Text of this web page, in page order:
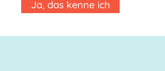
Ja, das kenne ich